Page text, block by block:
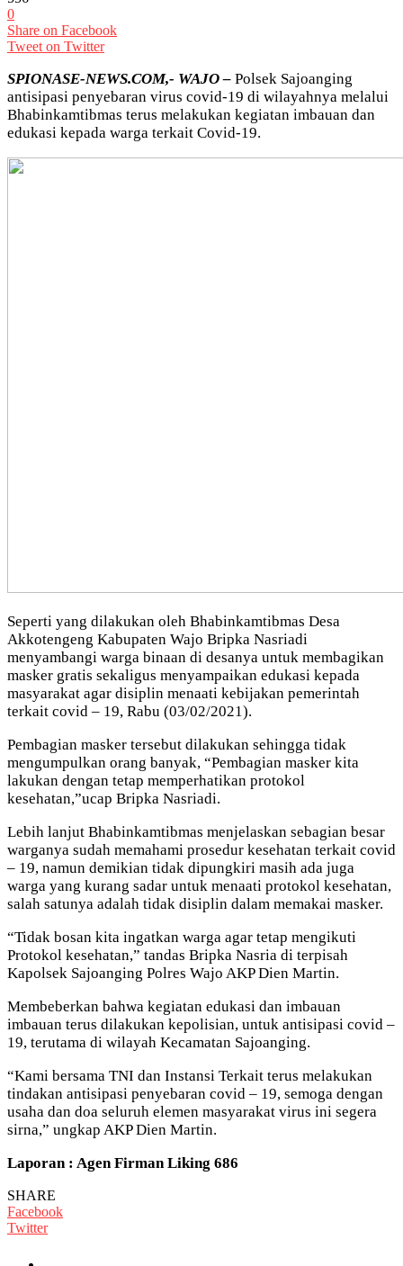
0
Share on Facebook
Tweet on Twitter
SPIONASE-NEWS.COM,- WAJO – Polsek Sajoanging
antisipasi penyebaran virus covid-19 di wilayahnya melalui
Bhabinkamtibmas terus melakukan kegiatan imbauan dan
edukasi kepada warga terkait Covid-19.
Seperti yang dilakukan oleh Bhabinkamtibmas Desa
Akkotengeng Kabupaten Wajo Bripka Nasriadi
menyambangi warga binaan di desanya untuk membagikan
masker gratis sekaligus menyampaikan edukasi kepada
masyarakat agar disiplin menaati kebijakan pemerintah
terkait covid – 19, Rabu (03/02/2021).
Pembagian masker tersebut dilakukan sehingga tidak
mengumpulkan orang banyak, “Pembagian masker kita
lakukan dengan tetap memperhatikan protokol
kesehatan,”ucap Bripka Nasriadi.
Lebih lanjut Bhabinkamtibmas menjelaskan sebagian besar
warganya sudah memahami prosedur kesehatan terkait covid
– 19, namun demikian tidak dipungkiri masih ada juga
warga yang kurang sadar untuk menaati protokol kesehatan,
salah satunya adalah tidak disiplin dalam memakai masker.
“Tidak bosan kita ingatkan warga agar tetap mengikuti
Protokol kesehatan,” tandas Bripka Nasria di terpisah
Kapolsek Sajoanging Polres Wajo AKP Dien Martin.
Membeberkan bahwa kegiatan edukasi dan imbauan
imbauan terus dilakukan kepolisian, untuk antisipasi covid –
19, terutama di wilayah Kecamatan Sajoanging.
“Kami bersama TNI dan Instansi Terkait terus melakukan
tindakan antisipasi penyebaran covid – 19, semoga dengan
usaha dan doa seluruh elemen masyarakat virus ini segera
sirna,” ungkap AKP Dien Martin.
Laporan : Agen Firman Liking 686
SHARE
Facebook
Twitter